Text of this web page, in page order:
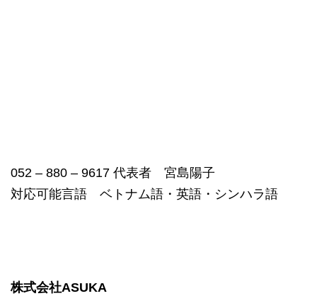
052 – 880 – 9617 代表者 宮島陽子
対応可能言語 ベトナム語・英語・シンハラ語
株式会社ASUKA